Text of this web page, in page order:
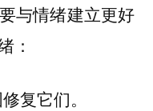
与情绪建立更好
：
复它们。